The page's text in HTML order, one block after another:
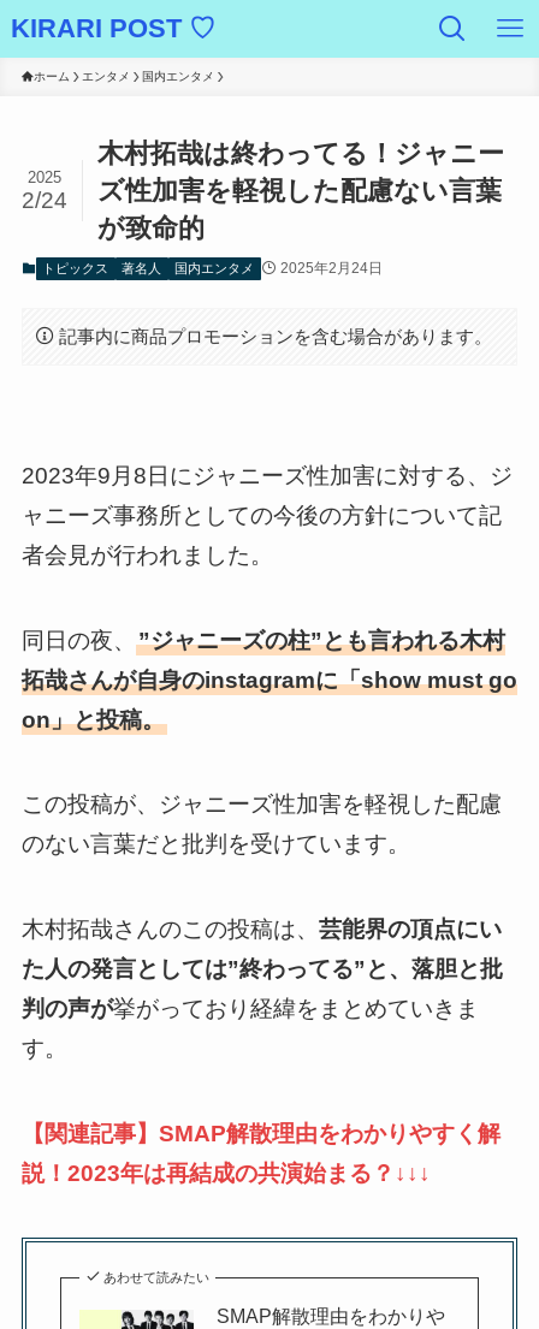
KIRARI POST ♡
ホーム エンタメ 国内エンタメ
木村拓哉は終わってる！ジャニー
ズ性加害を軽視した配慮ない言葉
が致命的
2025
2/24
トピックス 著名人 国内エンタメ 2025年2月24日
記事内に商品プロモーションを含む場合があります。
2023年9月8日にジャニーズ性加害に対する、ジ
ャニーズ事務所としての今後の方針について記
者会見が行われました。
同日の夜、 ”ジャニーズの柱”とも言われる木村
拓哉さんが自身のinstagramに「show must go
on」と投稿。
この投稿が、ジャニーズ性加害を軽視した配慮
のない言葉だと批判を受けています。
木村拓哉さんのこの投稿は、 芸能界の頂点にい
た人の発言としては”終わってる”と、落胆と批
判の声が挙がっており経緯をまとめていきま
す。
【関連記事】SMAP解散理由をわかりやすく解
説！2023年は再結成の共演始まる？↓↓↓
あわせて読みたい
SMAP解散理由をわかりや